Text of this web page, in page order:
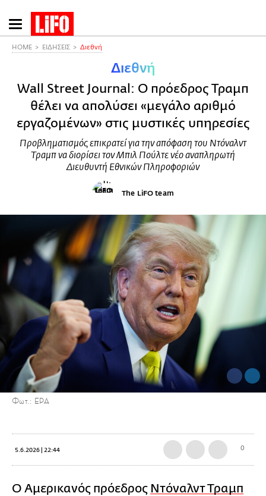
Παράκαμψη
προς
HOME ΕΙΔΗΣΕΙΣ Διεθνή
Διεθνή
Wall Street Journal: Ο πρόεδρος Τραμπ
θέλει να απολύσει «μεγάλο αριθμό
εργαζομένων» στις μυστικές υπηρεσίες
Προβληματισμός επικρατεί για την απόφαση του Ντόναλντ
Τραμπ να διορίσει τον Μπιλ Πούλτε νέο αναπληρωτή
Διευθυντή Εθνικών Πληροφοριών
The LiFO team
Φωτ.: ΕΡΑ
5.6.2026 | 22:44 0
Ο Αμερικανός πρόεδρος Ντόναλντ Τραμπ